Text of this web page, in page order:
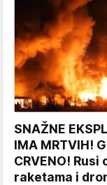
SNAŽNE
IMA MRTVIH!
CRVENO!
raketama i